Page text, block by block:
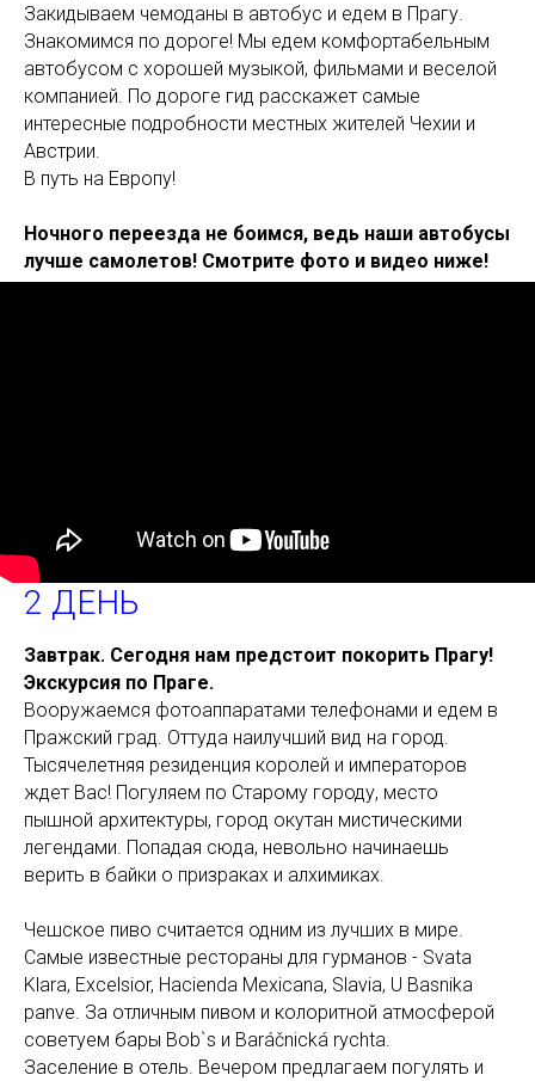
Закидываем чемоданы в автобус и едем в Прагу.
Знакомимся по дороге! Мы едем комфортабельным
автобусом с хорошей музыкой, фильмами и веселой
компанией. По дороге гид расскажет самые
интересные подробности местных жителей Чехии и
Австрии.
В путь на Европу!
Ночного переезда не боимся, ведь наши автобусы
лучше самолетов! Смотрите фото и видео ниже!
2 ДЕНЬ
Завтрак. Сегодня нам предстоит покорить Прагу!
Экскурсия по Праге.
Вооружаемся фотоаппаратами телефонами и едем в
Пражский град. Оттуда наилучший вид на город.
Тысячелетняя резиденция королей и императоров
ждет Вас! Погуляем по Старому городу, место
пышной архитектуры, город окутан мистическими
легендами. Попадая сюда, невольно начинаешь
верить в байки о призраках и алхимиках.
Чешское пиво считается одним из лучших в мире.
Самые известные рестораны для гурманов - Svata
Klara, Excelsior, Hacienda Mexicana, Slavia, U Basnika
panve. За отличным пивом и колоритной атмосферой
советуем бары Bob`s и Baráčnická rychta.
Заселение в отель. Вечером предлагаем погулять и